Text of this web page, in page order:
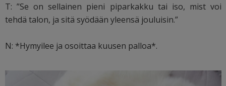
T: ”Se on sellainen pieni piparkakku tai iso, mist voi
tehdä talon, ja sitä syödään yleensä jouluisin.”
N: *Hymyilee ja osoittaa kuusen palloa*.